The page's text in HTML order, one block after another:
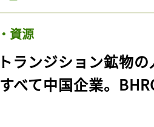
資源
トランジション鉱物
べて中国企業。